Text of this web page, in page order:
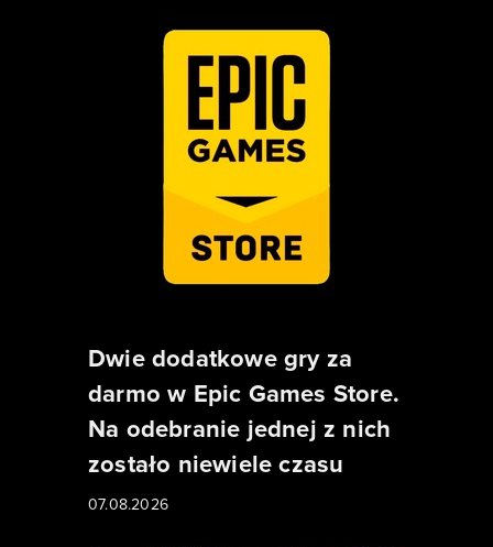
Dwie dodatkowe gry za
darmo w Epic Games Store.
Na odebranie jednej z nich
zostało niewiele czasu
07.08.2026